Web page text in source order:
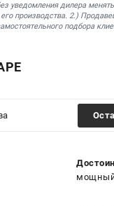
уведомления дилера
производства. 2.)
подбора
мощный